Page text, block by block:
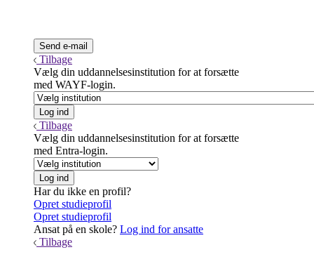
Tilbage
Vælg din uddannelsesinstitution for at forsætte
med WAYF-login.
Tilbage
Vælg din uddannelsesinstitution for at forsætte
med Entra-login.
Har du ikke en profil?
Opret studieprofil
Opret studieprofil
Ansat på en skole? Log ind for ansatte
Tilbage